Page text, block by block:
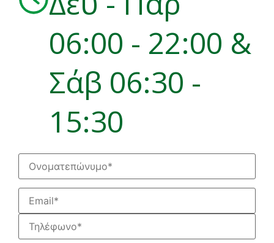
06:00 - 22:00 &
Σάβ 06:30 -
15:30